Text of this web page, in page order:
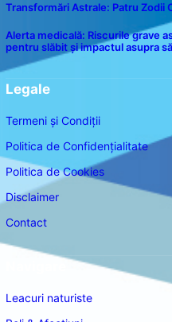
Transformări Astrale: Patru Zodii
Alerta medicală: Riscurile grave
pentru slăbit și impactul asupra
Legale
Termeni și Condiții
Politica de Confidențialitate
Politica de Cookies
Disclaimer
Contact
Leacuri naturiste